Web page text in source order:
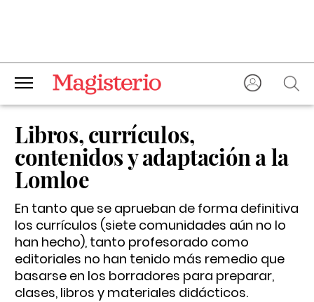
Libros, currículos,
contenidos y adaptación a la
Lomloe
En tanto que se aprueban de forma definitiva
los currículos (siete comunidades aún no lo
han hecho), tanto profesorado como
editoriales no han tenido más remedio que
basarse en los borradores para preparar,
clases, libros y materiales didácticos.